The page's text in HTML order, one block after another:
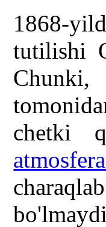
1868-
tutilishi
chetki